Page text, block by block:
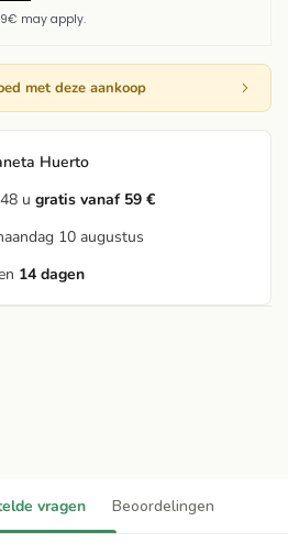
met deze aankoop
Huerto
u gratis vanaf 59 €
10 augustus
14 dagen
vragen Beoordelingen